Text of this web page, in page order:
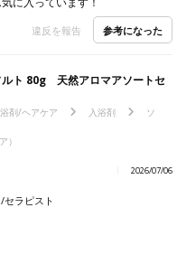
違反を報告 参考になった
ルト 80g 天然アロマアソートセ
浴剤/ヘアケア 入浴剤
ソ
）
2026/07/06
ラピスト